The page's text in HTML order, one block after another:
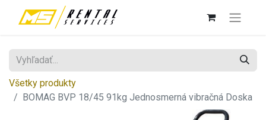
Všetky produkty
BOMAG BVP 18/45 91kg Jednosmerná vibračná Doska